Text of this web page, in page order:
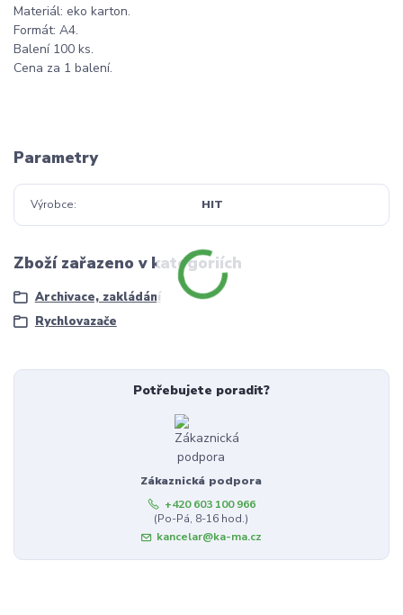
Materiál: eko karton.
Formát: A4.
Balení 100 ks.
Cena za 1 balení.
Parametry
Výrobce HIT
Zboží zařazeno v kategoriích
Archivace, zakládání
Rychlovazače
Potřebujete poradit?
Zákaznická podpora
+420 603 100 966
(Po-Pá, 8-16 hod.)
kancelar@ka-ma.cz